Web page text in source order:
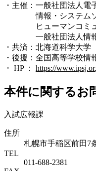
・主催：一般社団法人電
情報・システムソサ
ヒューマンコミュニ
一般社団法人情報処
・共済：北海道科学大学
・後援：全国高等学校
・ HP ： https://
本件に関するお
入試広報課
住所
札幌市手稲区前田7
TEL
011-688-2381